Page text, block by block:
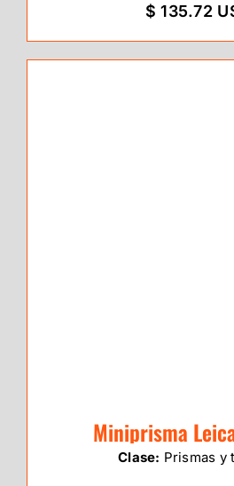
$ 135.72
Miniprisma
Clase: Prismas y